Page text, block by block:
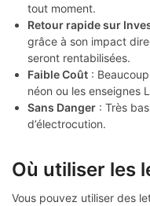
tout moment.
Retour rapide sur
grâce à son impact
seront rentabilisées.
Faible Coût :
néon ou les enseignes
Sans Danger : Très
d’électrocution.
Où utiliser les
Vous pouvez utiliser des